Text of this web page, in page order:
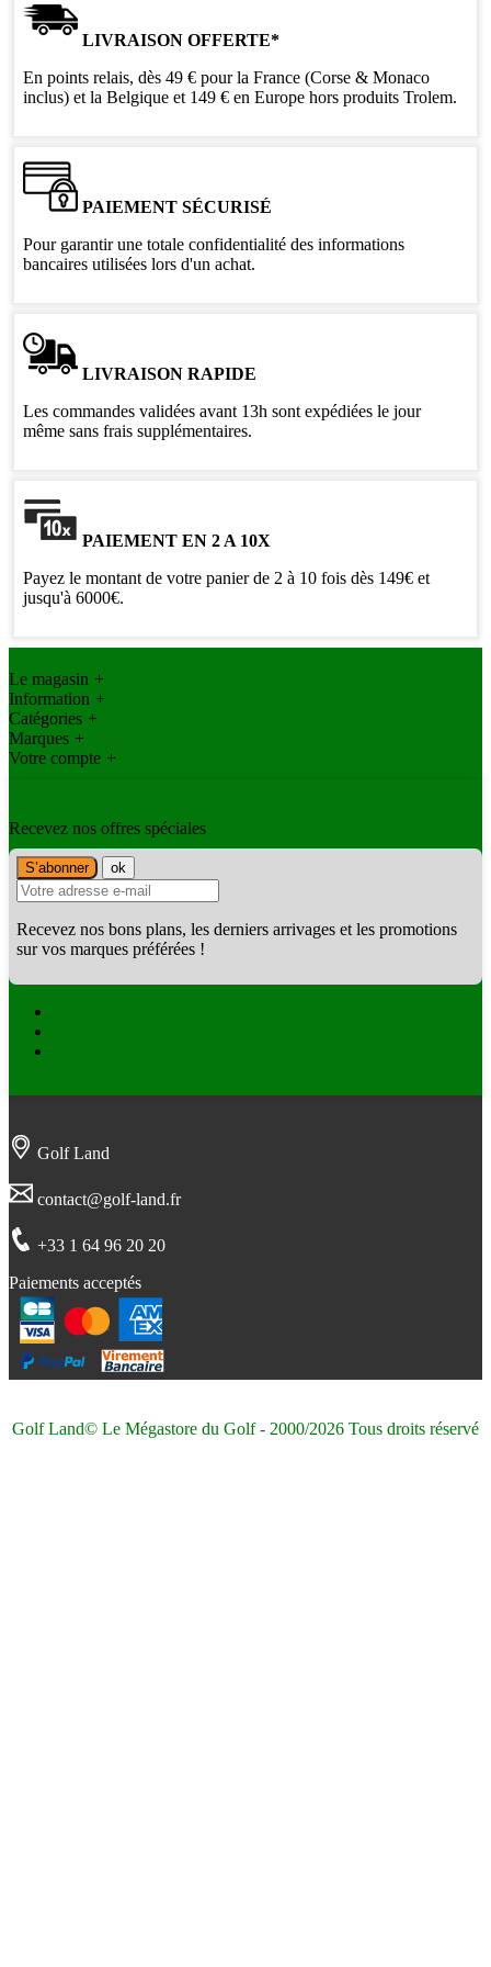
LIVRAISON OFFERTE*
En points relais, dès 49 € pour la France (Corse & Monaco
inclus) et la Belgique et 149 € en Europe hors produits Trolem.
PAIEMENT SÉCURISÉ
Pour garantir une totale confidentialité des informations
bancaires utilisées lors d'un achat.
LIVRAISON RAPIDE
Les commandes validées avant 13h sont expédiées le jour
même sans frais supplémentaires.
PAIEMENT EN 2 A 10X
Payez le montant de votre panier de 2 à 10 fois dès 149€ et
jusqu'à 6000€.
Le magasin +
Information +
Catégories +
Marques +
Votre compte +
Recevez nos offres spéciales
Recevez nos bons plans, les derniers arrivages et les promotions
sur vos marques préférées !
Golf Land
contact@golf-land.fr
+33 1 64 96 20 20
Paiements acceptés
Golf Land© Le Mégastore du Golf - 2000/2026 Tous droits réservé